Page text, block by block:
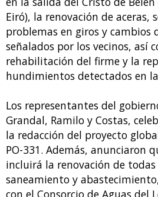
Eiró), la renovación de aceras,
problemas en giros y cambios
señalados por los vecinos, así
rehabilitación del firme y la
hundimientos detectados en
Los representantes del
Grandal, Ramilo y Costas,
la redacción del proyecto
PO-331. Además, anunciaron
incluirá la renovación de
saneamiento y
con el Consorcio de Aguas del